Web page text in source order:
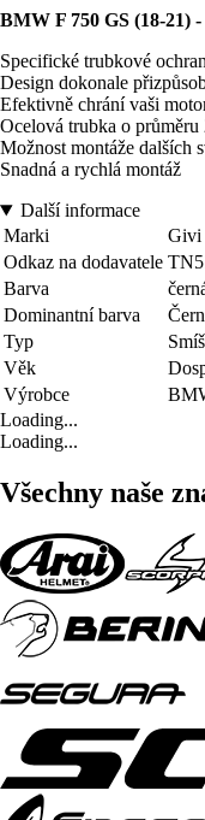
BMW F 750 GS (18-21)
Specifické trubkové
Design dokonale
Efektivně chrání vaši
Ocelová trubka o průměru
Možnost montáže dalších
Snadná a rychlá montáž
Další informace
Marki
Givi
Odkaz na dodavatele
Barva
Dominantní barva
Typ
Věk
Výrobce
Loading...
Loading...
Všechny naše